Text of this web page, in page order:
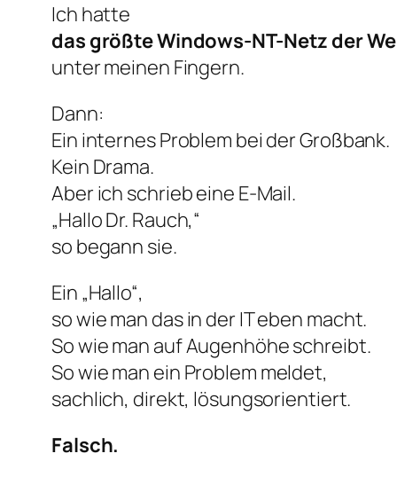
Ich hatte
das größte Windows-NT-Netz der
unter meinen Fingern.
Dann:
Ein internes Problem bei der Großbank.
Kein Drama.
Aber ich schrieb eine E-Mail.
„Hallo Dr. Rauch,“
so begann sie.
Ein „Hallo“,
so wie man das in der IT eben macht.
So wie man auf Augenhöhe schreibt.
So wie man ein Problem meldet,
sachlich, direkt, lösungsorientiert.
Falsch.